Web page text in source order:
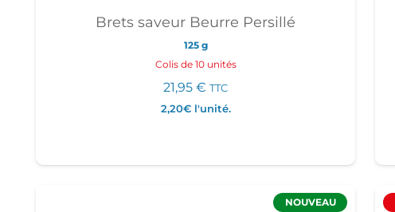
Brets saveur Beurre Persillé
125 g
Colis de 10 unités
21,95€ TTC
2,20€l'unité.
NOUVEAU